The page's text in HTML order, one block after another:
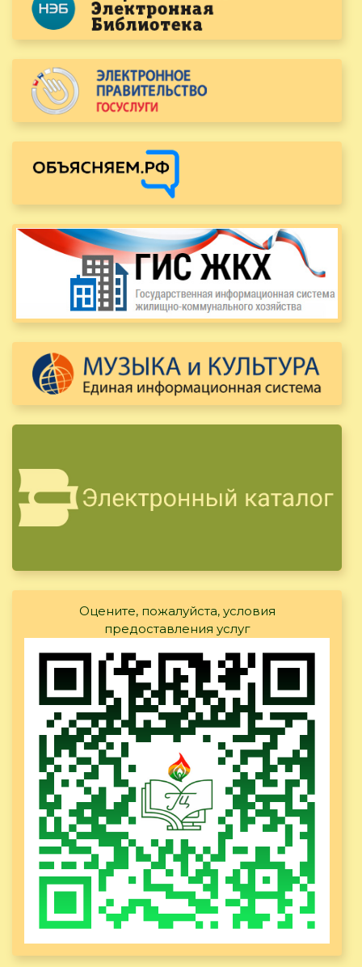
Оцените, пожалуйста, условия
предоставления услуг